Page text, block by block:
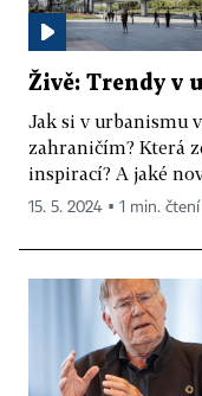
Živě: Trendy v
Jak si v urbanismu
zahraničím? Která
inspirací? A jaké
15. 5. 2024 ▪ 1 min. čtení